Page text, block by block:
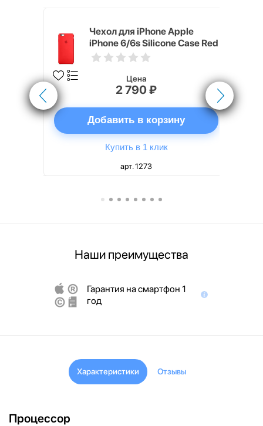
Чехол для iPhone Apple
iPhone 6/6s Silicone Case Red
Цена
2 790 ₽
Добавить в корзину
Купить в 1 клик
арт. 1273
Наши преимущества
Гарантия на смартфон 1
год
Характеристики Отзывы
Процессор